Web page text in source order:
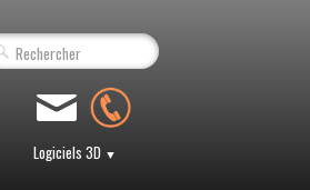
Logiciels 3D ▼